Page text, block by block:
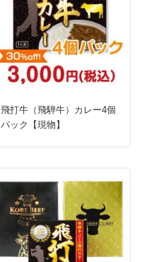
飛打牛（飛騨牛）カレー4個
パック【現物】